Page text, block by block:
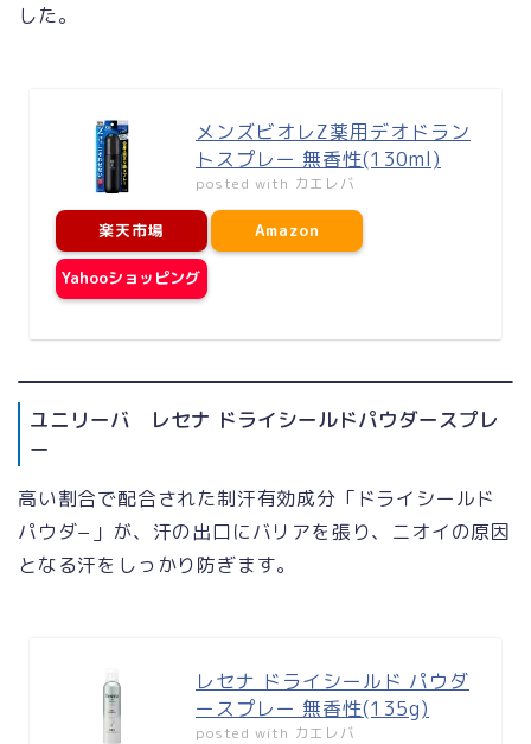
した。
メンズビオレZ薬用デオドラン
トスプレー 無香性(130ml)
posted with カエレバ
楽天市場 Amazon
Yahooショッピング
ユニリーバ レセナ ドライシールドパウダースプレ
ー
高い割合で配合された制汗有効成分「ドライシールド
パウダ−」が、汗の出口にバリアを張り、ニオイの原因
となる汗をしっかり防ぎます。
レセナ ドライシールド パウダ
ースプレー 無香性(135g)
posted with カエレバ